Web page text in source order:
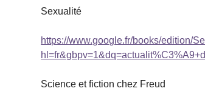
Sexualité
https://www.google.fr/books/edition/
Science et fiction chez Freud